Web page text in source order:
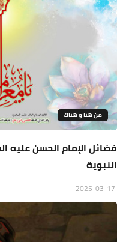
من هنا و هناك
فضائل الإمام الحسن عليه
النبوية